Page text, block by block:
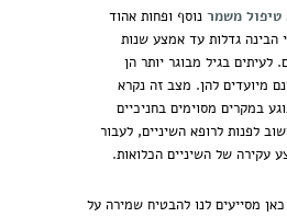
טיפול משמר נוסף ופחות אהוד
הבינה גדלות עד אמצע שנות
לעיתים בגיל מבוגר יותר הן
מיועדים להן. מצב זה נקרא
במקרים מסוימים בחניכיים
לפנות לרופא השיניים, לעבור
עקירה של השיניים הכלואות.
מסייעים לנו להבטיח שמירה על